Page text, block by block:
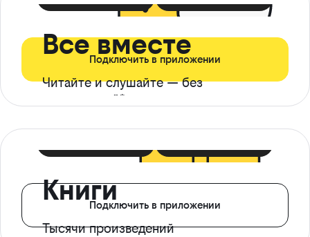
Все вместе
Читайте и слушайте — без
ограничений*
Подключить в приложении
Книги
Тысячи произведений
Подключить в приложении